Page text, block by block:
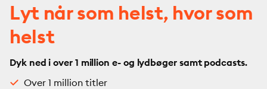
Lyt når som helst, hvor som
helst
Dyk ned i over 1 million e- og lydbøger samt podcasts.
Over 1 million titler